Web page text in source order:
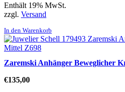
Enthält 19% MwSt.
zzgl. Versand
In den Warenkorb
Zaremski Anhänger Beweglicher
€135,00